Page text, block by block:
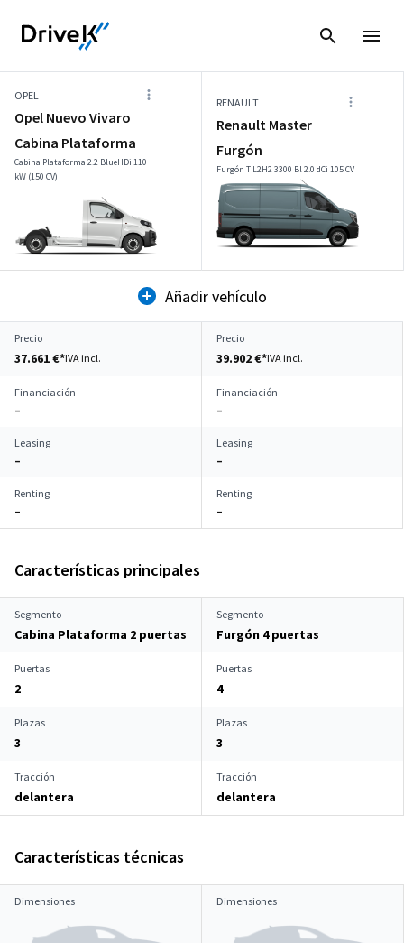
OPEL
Opel Nuevo Vivaro
Cabina Plataforma
Cabina Plataforma 2.2 BlueHDi 110
kW (150 CV)
RENAULT
Renault Master
Furgón
Furgón T L2H2 3300 Bl 2.0 dCi 105 CV
Añadir vehículo
Precio
37.661 €*IVA incl.
Precio
39.902 €*IVA incl.
Financiación
–
Financiación
–
Leasing
–
Leasing
–
Renting
–
Renting
–
Características principales
Segmento
Cabina Plataforma 2 puertas
Segmento
Furgón 4 puertas
Puertas
2
Puertas
4
Plazas
3
Plazas
3
Tracción
delantera
Tracción
delantera
Características técnicas
Dimensiones Dimensiones